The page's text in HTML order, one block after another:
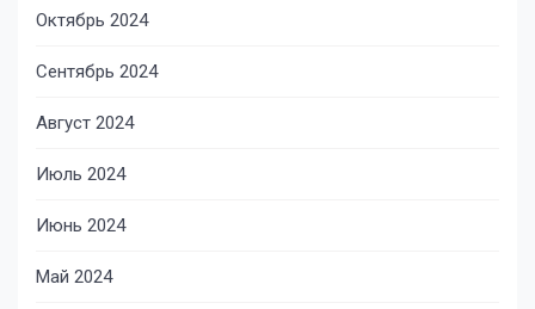
Октябрь 2024
Сентябрь 2024
Август 2024
Июль 2024
Июнь 2024
Май 2024